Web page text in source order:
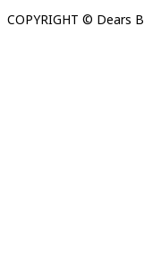
COPYRIGHT © Dears